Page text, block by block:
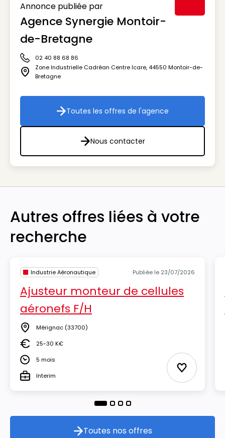
Annonce publiée par
Agence Synergie Montoir-
de-Bretagne
Icône téléphone
02 40 88 68 86
Icône adresse
Zone Industrielle Cadréan Centre Icare, 44550 Montoir-de-
Bretagne
Toutes les offres de l'agence
Toutes les offres de l'agence
Nous contacter
Nous contacter
Autres offres liées à votre
recherche
Industrie Aéronautique Publiée le 23/07/2026
Ajusteur monteur de cellules
aéronefs F/H
Lieu Mérignac (33700)
Salaire25-30 K€
Durée5 mois
TypeInterim Ajouter
Toutes nos offres